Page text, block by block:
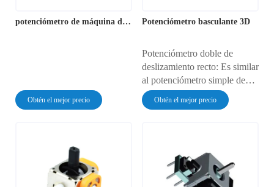
potenciómetro de máquina de juegos
Obtén el mejor precio
Potenciómetro basculante 3D
Potenciómetro doble de
deslizamiento recto: Es similar
al potenciómetro simple de
deslizamiento recto, consta de
dos potenciómetros simples
uno con tres pines.
Obtén el mejor precio